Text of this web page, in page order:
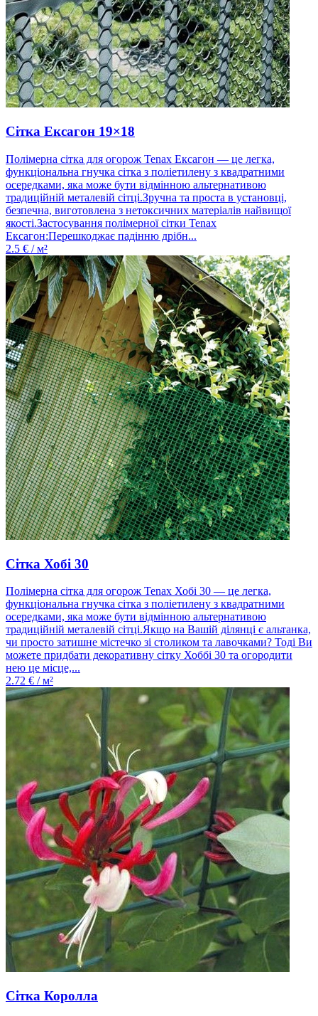
Сітка Ексагон 19×18
Полімерна сітка для огорож Tenax Ексагон — це легка,
функціональна гнучка сітка з поліетилену з квадратними
осередками, яка може бути відмінною альтернативою
традиційній металевій сітці.Зручна та проста в установці,
безпечна, виготовлена ​​з нетоксичних матеріалів найвищої
якості.Застосування полімерної сітки Tenax
Ексагон:Перешкоджає падінню дрібн...
2.5 € / м²
Сітка Хобі 30
Полімерна сітка для огорож Tenax Хобі 30 — це легка,
функціональна гнучка сітка з поліетилену з квадратними
осередками, яка може бути відмінною альтернативою
традиційній металевій сітці.Якщо на Вашій ділянці є альтанка,
чи просто затишне містечко зі столиком та лавочками? Тоді Ви
можете придбати декоративну сітку Хоббі 30 та огородити
нею це місце,...
2.72 € / м²
Сітка Королла